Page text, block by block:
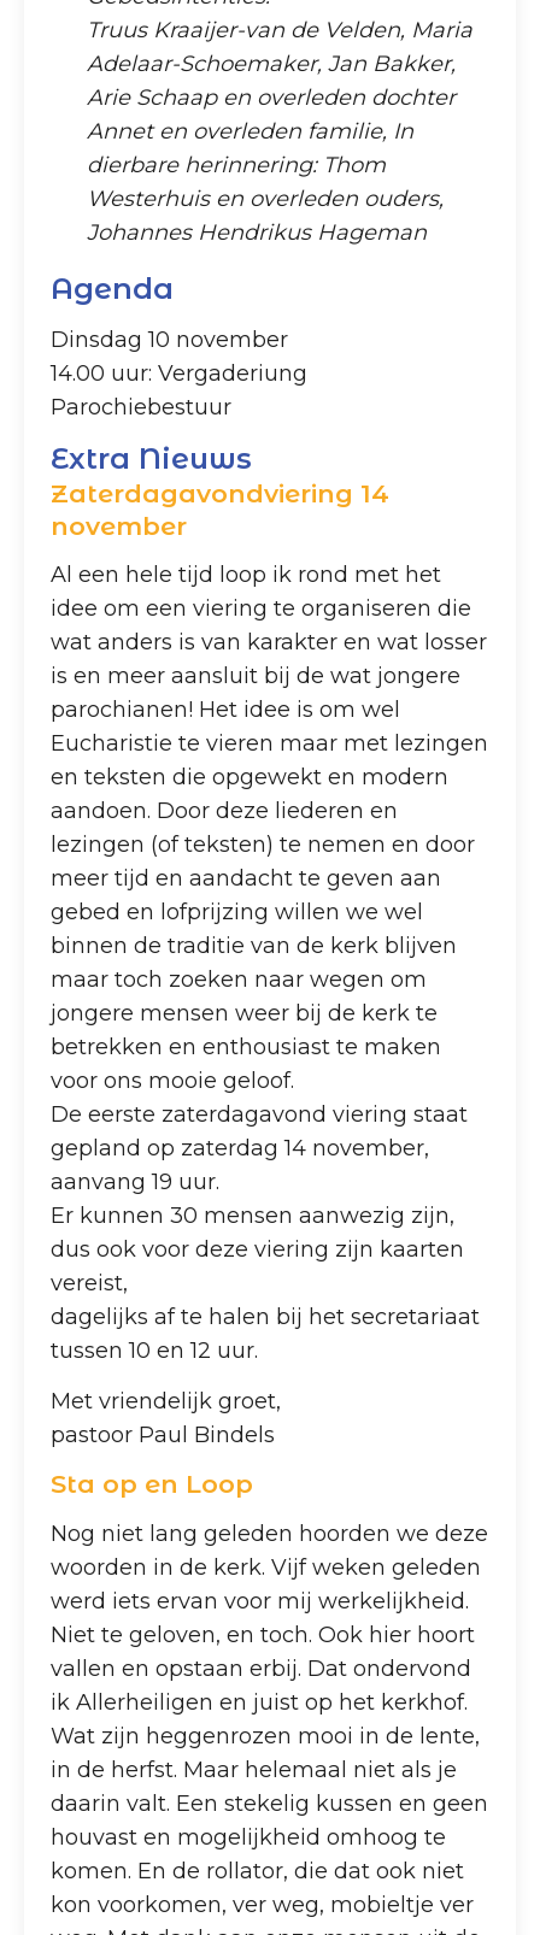
Truus Kraaijer-van de Velden, Maria
Adelaar-Schoemaker, Jan Bakker,
Arie Schaap en overleden dochter
Annet en overleden familie, In
dierbare herinnering: Thom
Westerhuis en overleden ouders,
Johannes Hendrikus Hageman
Agenda
Dinsdag 10 november
14.00 uur: Vergaderiung
Parochiebestuur
Extra Nieuws
Zaterdagavondviering 14
november
Al een hele tijd loop ik rond met het
idee om een viering te organiseren die
wat anders is van karakter en wat losser
is en meer aansluit bij de wat jongere
parochianen! Het idee is om wel
Eucharistie te vieren maar met lezingen
en teksten die opgewekt en modern
aandoen. Door deze liederen en
lezingen (of teksten) te nemen en door
meer tijd en aandacht te geven aan
gebed en lofprijzing willen we wel
binnen de traditie van de kerk blijven
maar toch zoeken naar wegen om
jongere mensen weer bij de kerk te
betrekken en enthousiast te maken
voor ons mooie geloof.
De eerste zaterdagavond viering staat
gepland op zaterdag 14 november,
aanvang 19 uur.
Er kunnen 30 mensen aanwezig zijn,
dus ook voor deze viering zijn kaarten
vereist,
dagelijks af te halen bij het secretariaat
tussen 10 en 12 uur.
Met vriendelijk groet,
pastoor Paul Bindels
Sta op en Loop
Nog niet lang geleden hoorden we deze
woorden in de kerk. Vijf weken geleden
werd iets ervan voor mij werkelijkheid.
Niet te geloven, en toch. Ook hier hoort
vallen en opstaan erbij. Dat ondervond
ik Allerheiligen en juist op het kerkhof.
Wat zijn heggenrozen mooi in de lente,
in de herfst. Maar helemaal niet als je
daarin valt. Een stekelig kussen en geen
houvast en mogelijkheid omhoog te
komen. En de rollator, die dat ook niet
kon voorkomen, ver weg, mobieltje ver